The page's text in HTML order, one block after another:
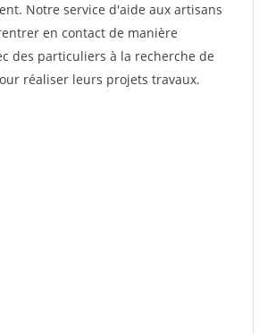
Notre service d'aide aux artisans
en contact de manière
des particuliers à la recherche de
réaliser leurs projets travaux.